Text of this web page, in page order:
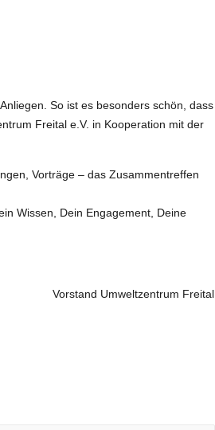
So ist es besonders schön, dass
Freital e.V. in Kooperation mit der
Vorträge – das Zusammentreffen
Wissen, Dein Engagement, Deine
Freital